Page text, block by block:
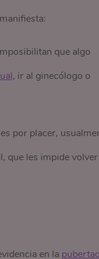
que algo
, ir al ginecólogo o
por placer,
que les impide volver
en la pubertad